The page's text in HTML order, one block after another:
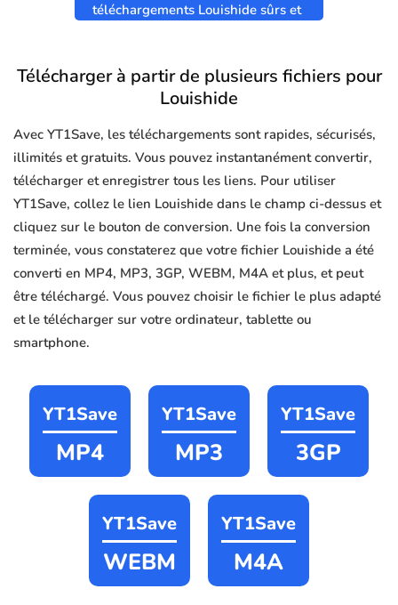
téléchargements Louishide sûrs et
Télécharger à partir de plusieurs fichiers pour
Louishide
Avec YT1Save, les téléchargements sont rapides, sécurisés,
illimités et gratuits. Vous pouvez instantanément convertir,
télécharger et enregistrer tous les liens. Pour utiliser
YT1Save, collez le lien Louishide dans le champ ci-dessus et
cliquez sur le bouton de conversion. Une fois la conversion
terminée, vous constaterez que votre fichier Louishide a été
converti en MP4, MP3, 3GP, WEBM, M4A et plus, et peut
être téléchargé. Vous pouvez choisir le fichier le plus adapté
et le télécharger sur votre ordinateur, tablette ou
smartphone.
YT1Save
MP4
YT1Save
MP3
YT1Save
3GP
YT1Save
WEBM
YT1Save
M4A